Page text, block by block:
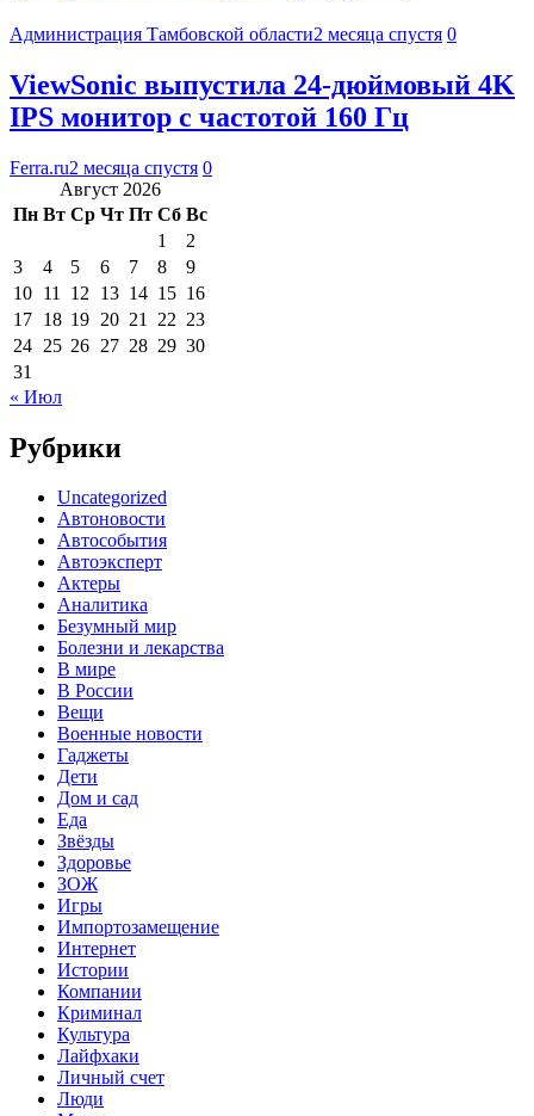
Администрация Тамбовской области2 месяца спустя 0
ViewSonic выпустила 24-дюймовый 4K
IPS монитор с частотой 160 Гц
Ferra.ru2 месяца спустя 0
Август 2026
Пн Вт Ср Чт Пт Сб Вс
1
2
3
4 5 6 7 8
9
10 11 12 13 14 15 16
17 18 19 20 21 22 23
24 25 26 27 28 29 30
31
« Июл
Рубрики
Uncategorized
Автоновости
Автособытия
Автоэксперт
Актеры
Аналитика
Безумный мир
Болезни и лекарства
В мире
В России
Вещи
Военные новости
Гаджеты
Дети
Дом и сад
Еда
Звёзды
Здоровье
ЗОЖ
Игры
Импортозамещение
Интернет
Истории
Компании
Криминал
Культура
Лайфхаки
Личный счет
Люди